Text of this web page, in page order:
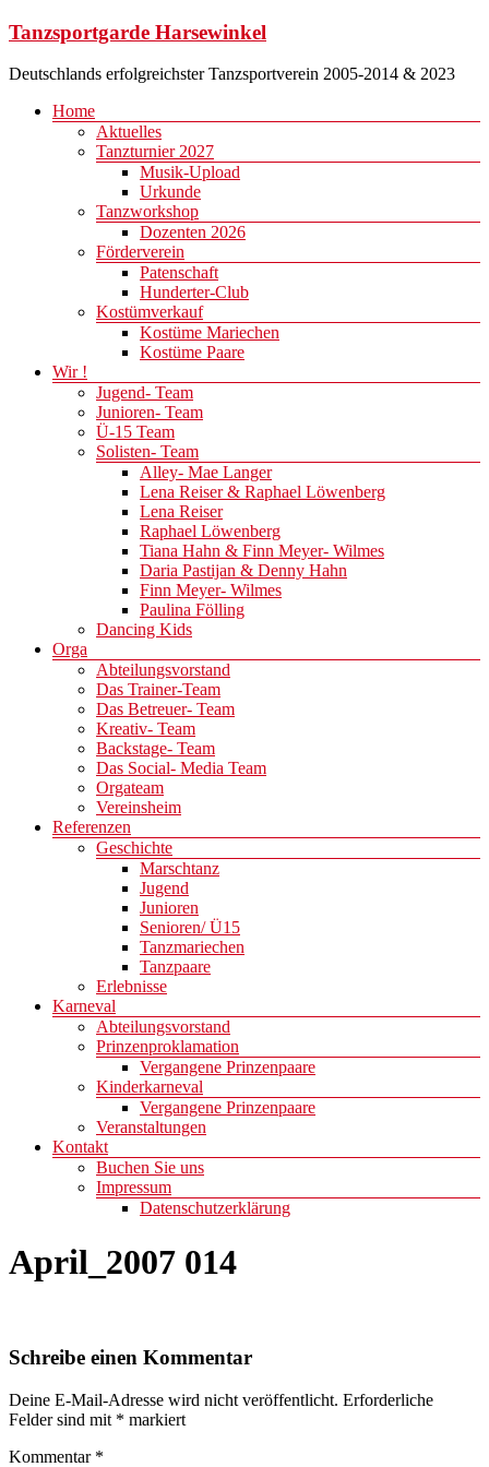
Zum
springen
Tanzsportgarde Harsewinkel
Deutschlands erfolgreichster Tanzsportverein 2005-2014 & 2023
Menü
Home
Aktuelles
Tanzturnier 2027
Musik-Upload
Urkunde
Tanzworkshop
Dozenten 2026
Förderverein
Patenschaft
Hunderter-Club
Kostümverkauf
Kostüme Mariechen
Kostüme Paare
Wir !
Jugend- Team
Junioren- Team
Ü-15 Team
Solisten- Team
Alley- Mae Langer
Lena Reiser & Raphael Löwenberg
Lena Reiser
Raphael Löwenberg
Tiana Hahn & Finn Meyer- Wilmes
Daria Pastijan & Denny Hahn
Finn Meyer- Wilmes
Paulina Fölling
Dancing Kids
Orga
Abteilungsvorstand
Das Trainer-Team
Das Betreuer- Team
Kreativ- Team
Backstage- Team
Das Social- Media Team
Orgateam
Vereinsheim
Referenzen
Geschichte
Marschtanz
Jugend
Junioren
Senioren/ Ü15
Tanzmariechen
Tanzpaare
Erlebnisse
Karneval
Abteilungsvorstand
Prinzenproklamation
Vergangene Prinzenpaare
Kinderkarneval
Vergangene Prinzenpaare
Veranstaltungen
Kontakt
Buchen Sie uns
Impressum
Datenschutzerklärung
April_2007 014
Schreibe einen Kommentar
Deine E-Mail-Adresse wird nicht veröffentlicht. Erforderliche
Felder sind mit * markiert
Kommentar *